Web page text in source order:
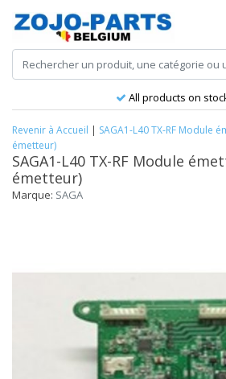
All products on
Revenir à Accueil | SAGA1-L40 TX-RF Module
émetteur)
SAGA1-L40 TX-RF Module
émetteur)
Marque: SAGA